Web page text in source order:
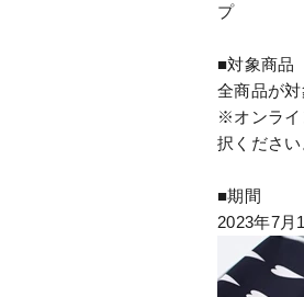
プ
■対象商品
全商品が対
※オンライ
択ください
■期間
2023年7月